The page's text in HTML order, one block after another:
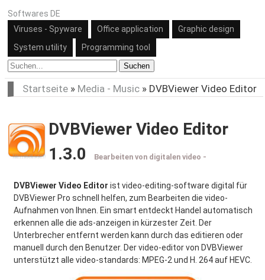
Softwares DE
Viruses - Spyware
Office application
Graphic design
System utility
Programming tool
Suchen
Startseite » Media - Music » DVBViewer Video Editor
DVBViewer Video Editor
1.3.0
Bearbeiten von digitalen video -
DVBViewer Video Editor ist video-editing-software digital für
DVBViewer Pro schnell helfen, zum Bearbeiten die video-
Aufnahmen von Ihnen. Ein smart entdeckt Handel automatisch
erkennen alle die ads-anzeigen in kürzester Zeit. Der
Unterbrecher entfernt werden kann durch das editieren oder
manuell durch den Benutzer. Der video-editor von DVBViewer
unterstützt alle video-standards: MPEG-2 und H. 264 auf HEVC.